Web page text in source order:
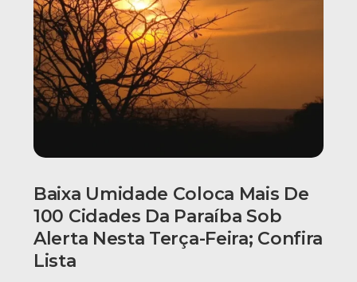
Baixa Umidade Coloca Mais De
100 Cidades Da Paraíba Sob
Alerta Nesta Terça-Feira; Confira
Lista